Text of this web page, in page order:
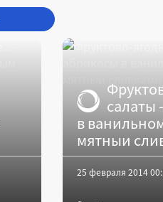
салаты
в
мятныи
25 февраля 2014